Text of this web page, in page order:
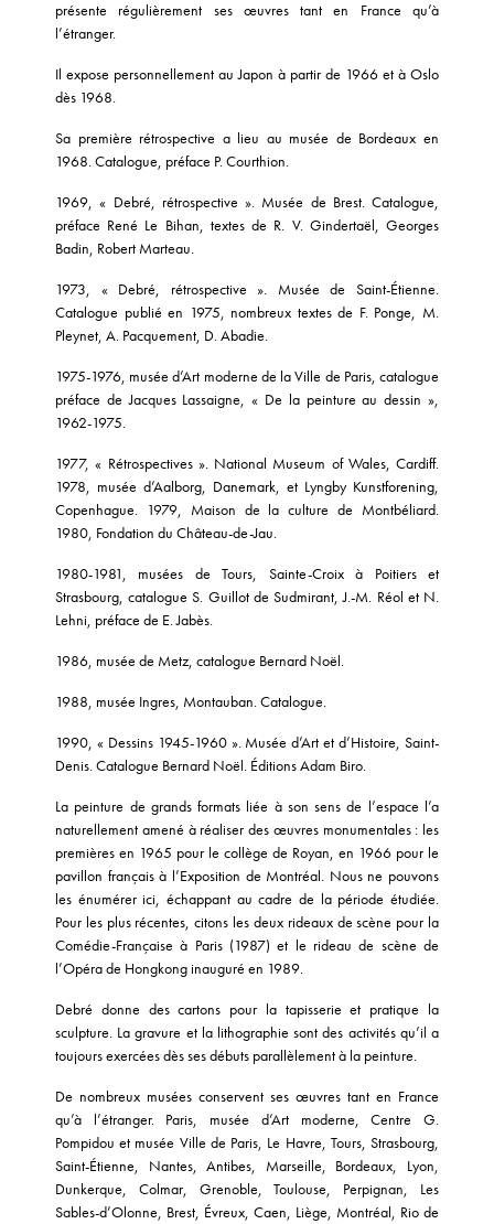
présente régulièrement ses œuvres tant en France qu’à
l’étranger.
Il expose personnellement au Japon à partir de 1966 et à Oslo
dès 1968.
Sa première rétrospective a lieu au musée de Bordeaux en
1968. Catalogue, préface P. Courthion.
1969, « Debré, rétrospective ». Musée de Brest. Catalogue,
préface René Le Bihan, textes de R. V. Gindertaël, Georges
Badin, Robert Marteau.
1973, « Debré, rétrospective ». Musée de Saint-Étienne.
Catalogue publié en 1975, nombreux textes de F. Ponge, M.
Pleynet, A. Pacquement, D. Abadie.
1975-1976, musée d’Art moderne de la Ville de Paris, catalogue
préface de Jacques Lassaigne, « De la peinture au dessin »,
1962-1975.
1977, « Rétrospectives ». National Museum of Wales, Cardiff.
1978, musée d’Aalborg, Danemark, et Lyngby Kunstforening,
Copenhague. 1979, Maison de la culture de Montbéliard.
1980, Fondation du Château-de-Jau.
1980-1981, musées de Tours, Sainte-Croix à Poitiers et
Strasbourg, catalogue S. Guillot de Sudmirant, J.-M. Réol et N.
Lehni, préface de E. Jabès.
1986, musée de Metz, catalogue Bernard Noël.
1988, musée Ingres, Montauban. Catalogue.
1990, « Dessins 1945-1960 ». Musée d’Art et d’Histoire, Saint-
Denis. Catalogue Bernard Noël. Éditions Adam Biro.
La peinture de grands formats liée à son sens de l’espace l’a
naturellement amené à réaliser des œuvres monumentales : les
premières en 1965 pour le collège de Royan, en 1966 pour le
pavillon français à l’Exposition de Montréal. Nous ne pouvons
les énumérer ici, échappant au cadre de la période étudiée.
Pour les plus récentes, citons les deux rideaux de scène pour la
Comédie-Française à Paris (1987) et le rideau de scène de
l’Opéra de Hongkong inauguré en 1989.
Debré donne des cartons pour la tapisserie et pratique la
sculpture. La gravure et la lithographie sont des activités qu’il a
toujours exercées dès ses débuts parallèlement à la peinture.
De nombreux musées conservent ses œuvres tant en France
qu’à l’étranger. Paris, musée d’Art moderne, Centre G.
Pompidou et musée Ville de Paris, Le Havre, Tours, Strasbourg,
Saint-Étienne, Nantes, Antibes, Marseille, Bordeaux, Lyon,
Dunkerque, Colmar, Grenoble, Toulouse, Perpignan, Les
Sables-d’Olonne, Brest, Évreux, Caen, Liège, Montréal, Rio de